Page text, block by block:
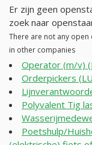
Er zijn geen
zoek naar
There are not any open
in other companies
Operator (m/v)
Orderpickers
Polyvalent Tig
Poetshulp/